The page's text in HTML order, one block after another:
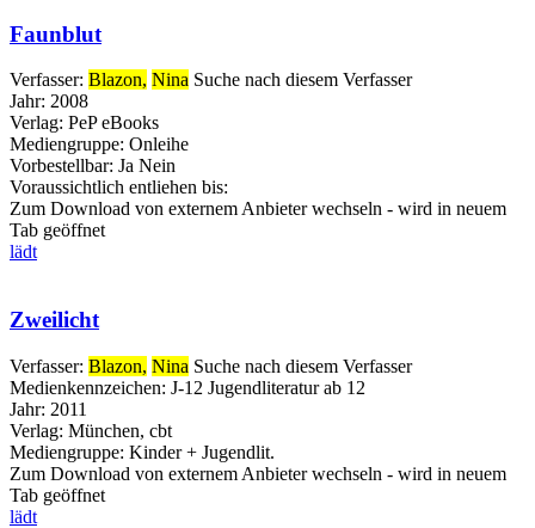
Faunblut
Verfasser: Blazon, Nina Suche nach diesem Verfasser
Jahr: 2008
Verlag: PeP eBooks
Mediengruppe: Onleihe
Vorbestellbar: Ja Nein
Voraussichtlich entliehen bis:
Zum Download von externem Anbieter wechseln - wird in neuem
Tab geöffnet
lädt
Zweilicht
Verfasser: Blazon, Nina Suche nach diesem Verfasser
Medienkennzeichen: J-12 Jugendliteratur ab 12
Jahr: 2011
Verlag: München, cbt
Mediengruppe: Kinder + Jugendlit.
Zum Download von externem Anbieter wechseln - wird in neuem
Tab geöffnet
lädt